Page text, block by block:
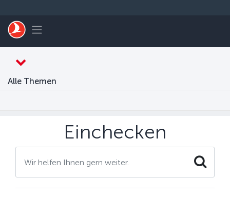
Toggle navigation
Alle Themen
Einchecken
Search